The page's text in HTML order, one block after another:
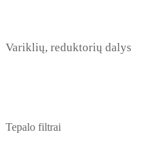
Variklių, reduktorių dalys
Tepalo filtrai